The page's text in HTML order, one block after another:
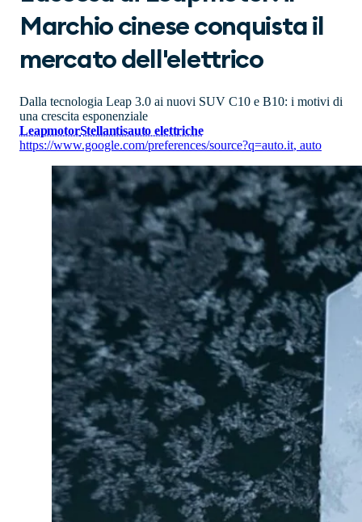
Marchio cinese conquista il
mercato dell'elettrico
Dalla tecnologia Leap 3.0 ai nuovi SUV C10 e B10: i motivi di
una crescita esponenziale
LeapmotorStellantisauto elettriche
https://www.google.com/preferences/source?q=auto.it, auto